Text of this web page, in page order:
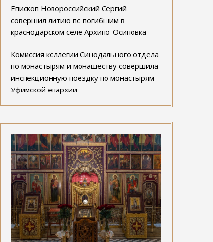
Епископ Новороссийский Сергий
совершил литию по погибшим в
краснодарском селе Архипо-Осиповка
Комиссия коллегии Синодального отдела
по монастырям и монашеству совершила
инспекционную поездку по монастырям
Уфимской епархии